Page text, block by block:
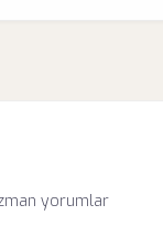
yorumlar